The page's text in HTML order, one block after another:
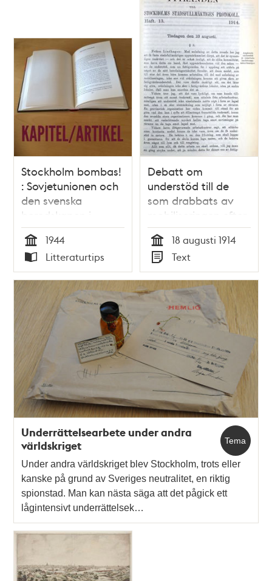
Stockholm bombas!
: Sovjetunionen och
den svenska
beredskapen i
februari 1944 /
Tommy Åkesson
Tid
1944
Typ
Litteraturtips
Debatt om
understöd till de
som drabbats av
mobiliseringen efter
första världskrigets
utbrott -
stadsfullmäktige
1914
Tid
18 augusti 1914
Typ
Text
Tema
Underrättelsearbete under andra
världskriget
Under andra världskriget blev Stockholm, trots eller
kanske på grund av Sveriges neutralitet, en riktig
spionstad. Man kan nästa säga att det pågick ett
lågintensivt underrättelsek…